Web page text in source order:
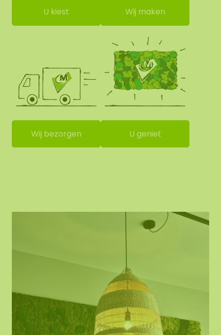
U kiest Wij maken
Wij bezorgen U geniet